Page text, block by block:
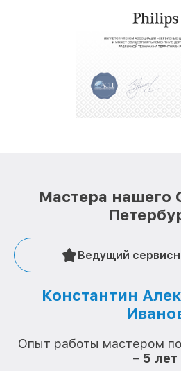
Мастера нашего
Ведущий
Константин
Опыт работы мастером
– 5 лет